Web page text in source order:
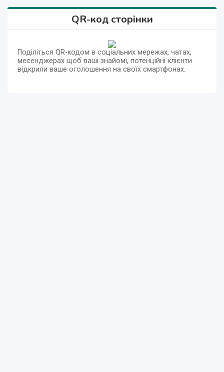
QR-код сторінки
Поділіться QR-кодом в соціальних мережах, чатах,
месенджерах щоб ваші знайомі, потенційні клієнти
відкрили ваше оголошення на своїх смартфонах.